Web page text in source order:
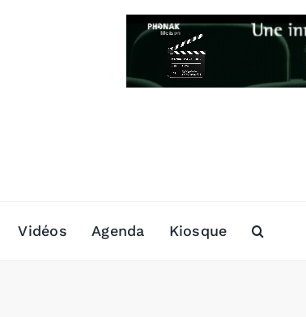
Vidéos Agenda Kiosque